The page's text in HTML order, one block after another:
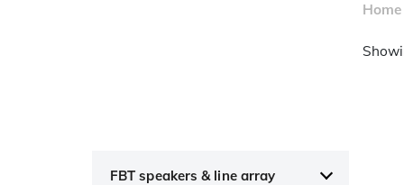
FBT speakers & line array
Home